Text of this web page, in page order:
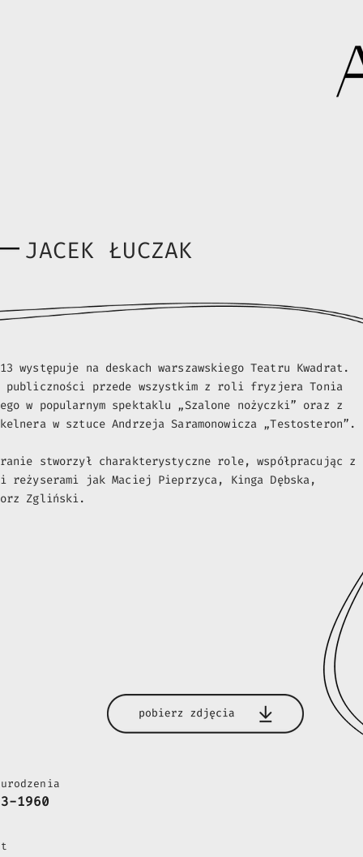
JACEK ŁUCZAK
występuje na deskach warszawskiego Teatru Kwadrat.
publiczności przede wszystkim z roli fryzjera Tonia
w popularnym spektaklu „Szalone nożyczki” oraz z
w sztuce Andrzeja Saramonowicza „Testosteron”.
stworzył charakterystyczne role, współpracując z
reżyserami jak Maciej Pieprzyca, Kinga Dębska,
Zgliński.
1960